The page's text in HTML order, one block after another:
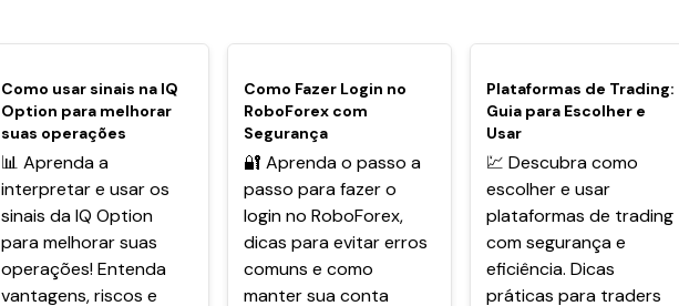
POPULARES
Como usar sinais na IQ
Option para melhorar
suas operações
📊 Aprenda a
interpretar e usar os
sinais da IQ Option
para melhorar suas
operações! Entenda
vantagens, riscos e
POPULARES
Como Fazer Login no
RoboForex com
Segurança
🔐 Aprenda o passo a
passo para fazer o
login no RoboForex,
dicas para evitar erros
comuns e como
manter sua conta
POPULARES
Plataformas de Trading:
Guia para Escolher e
Usar
💹 Descubra como
escolher e usar
plataformas de trading
com segurança e
eficiência. Dicas
práticas para traders